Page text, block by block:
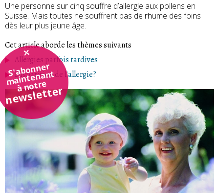
S'abonner
maintenant
à notre
newsletter
Une personne sur cinq souffre d’allergie aux pollens en
Suisse. Mais toutes ne souffrent pas de rhume des foins
dès leur plus jeune âge.
Cet article aborde les thèmes suivants
Allergies parfois tardives
Disparition de l'allergie?